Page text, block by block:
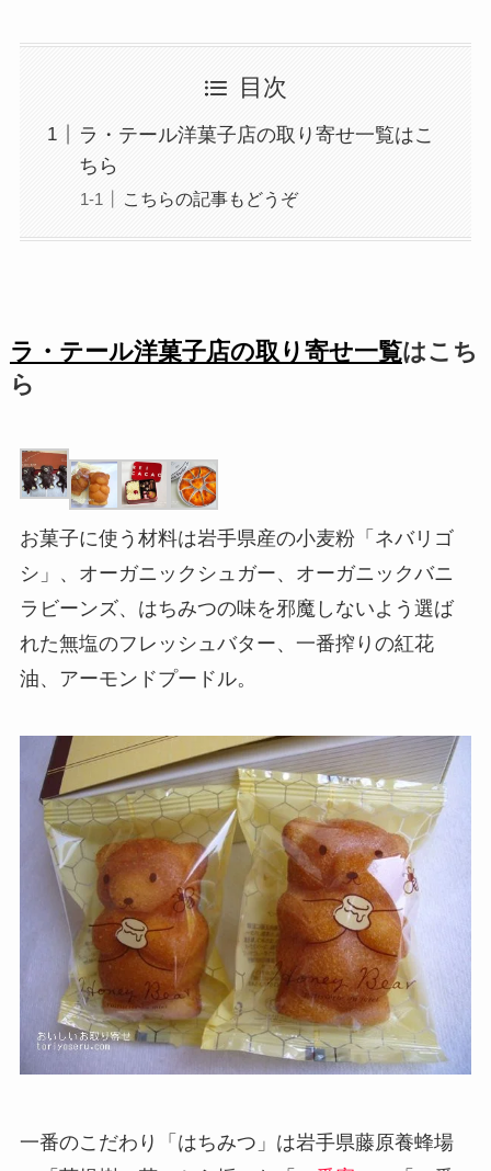
目次
ラ・テール洋菓子店の取り寄せ一覧はこ
ちら
こちらの記事もどうぞ
ラ・テール洋菓子店の取り寄せ一覧はこち
ら
お菓子に使う材料は岩手県産の小麦粉「ネバリゴ
シ」、オーガニックシュガー、オーガニックバニ
ラビーンズ、はちみつの味を邪魔しないよう選ば
れた無塩のフレッシュバター、一番搾りの紅花
油、アーモンドプードル。
一番のこだわり「はちみつ」は岩手県藤原養蜂場